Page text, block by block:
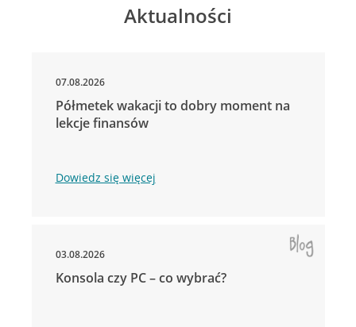
Aktualności
07.08.2026
Półmetek wakacji to dobry moment na
lekcje finansów
Dowiedz się więcej
03.08.2026
Konsola czy PC – co wybrać?